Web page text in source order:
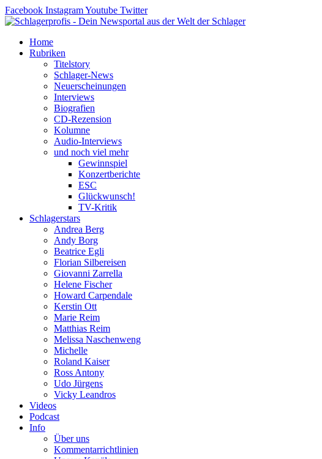
Zum
Inhalt
Facebook InstagramYoutube Twitter
Home
Rubriken
Titelstory
Schlager-News
Neuerscheinungen
Interviews
Biografien
CD-Rezension
Kolumne
Audio-Interviews
und noch viel mehr
Gewinnspiel
Konzertberichte
ESC
Glückwunsch!
TV-Kritik
Schlagerstars
Andrea Berg
Andy Borg
Beatrice Egli
Florian Silbereisen
Giovanni Zarrella
Helene Fischer
Howard Carpendale
Kerstin Ott
Marie Reim
Matthias Reim
Melissa Naschenweng
Michelle
Roland Kaiser
Ross Antony
Udo Jürgens
Vicky Leandros
Videos
Podcast
Info
Über uns
Kommentarrichtlinien